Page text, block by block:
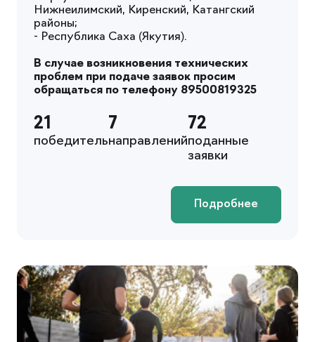
Нижнеилимский, Киренский, Катангский
районы;
- Республика Саха (Якутия).
В случае возникновения технических
проблем при подаче заявок просим
обращаться по телефону 89500819325
21
победитель
7
направлений
72
поданные
заявки
Подробнее